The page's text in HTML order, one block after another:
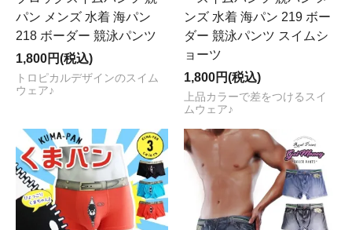
パン メンズ 水着 海パン
218 ボーダー 競泳パンツ
1,800円(税込)
トロピカルデザインのスイム
ウェア♪
ンズ 水着 海パン 219 ボー
ダー 競泳パンツ スイムシ
ョーツ
1,800円(税込)
上品カラーで差をつけるスイ
ムウェア♪